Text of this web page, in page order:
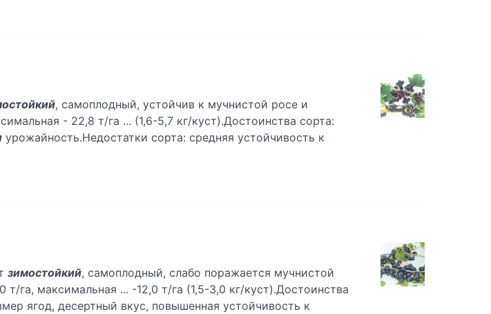
, самоплодный, устойчив к мучнистой росе и
- 22,8 т/га ... (1,6-5,7 кг/куст).Достоинства сорта:
урожайность.Недостатки сорта: средняя устойчивость к
зимостойкий, самоплодный, слабо поражается мучнистой
га, максимальная ... -12,0 т/га (1,5-3,0 кг/куст).Достоинства
ягод, десертный вкус, повышенная устойчивость к